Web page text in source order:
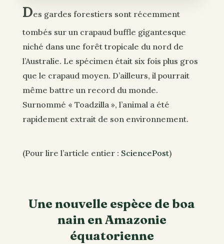
Des gardes forestiers sont récemment
tombés sur un crapaud buffle gigantesque
niché dans une forêt tropicale du nord de
l’Australie. Le spécimen était six fois plus gros
que le crapaud moyen. D’ailleurs, il pourrait
même battre un record du monde.
Surnommé « Toadzilla », l’animal a été
rapidement extrait de son environnement.
(Pour lire l’article entier : SciencePost)
Une nouvelle espèce de boa
nain en Amazonie
équatorienne